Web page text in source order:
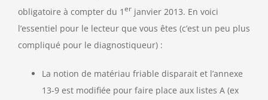
obligatoire à compter du 1 er janvier 2013. En voici
l’essentiel pour le lecteur que vous êtes (c’est un peu plus
compliqué pour le diagnostiqueur) :
La notion de matériau friable disparait et l’annexe
13-9 est modifiée pour faire place aux listes A (ex